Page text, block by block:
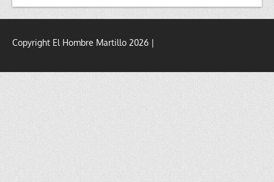
Copyright El Hombre Martillo 2026 |